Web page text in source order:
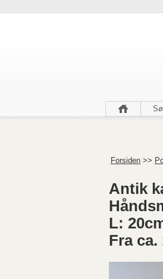
Forsiden >>
Antik
L:
Fra ca.